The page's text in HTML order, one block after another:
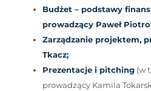
Budżet – podstawy
prowadzący Paweł
Zarządzanie projektem,
Tkacz;
Prezentacje i pitching (w
prowadzący Kamila